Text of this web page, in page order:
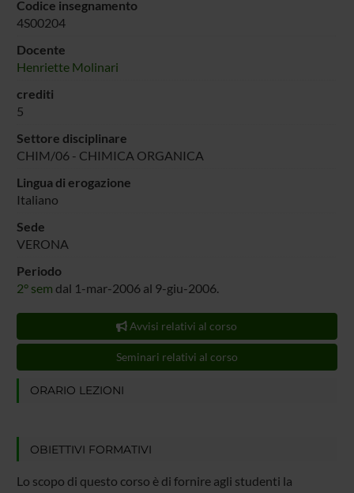
Codice insegnamento
4S00204
Docente
Henriette Molinari
crediti
5
Settore disciplinare
CHIM/06 - CHIMICA ORGANICA
Lingua di erogazione
Italiano
Sede
VERONA
Periodo
2° sem dal 1-mar-2006 al 9-giu-2006.
Avvisi relativi al corso
Seminari relativi al corso
ORARIO LEZIONI
OBIETTIVI FORMATIVI
Lo scopo di questo corso è di fornire agli studenti la